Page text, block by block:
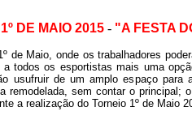
DE MAIO 2015- "A FESTA
de Maio, onde os trabalhadores
todos os esportistas mais uma
usufruir de um amplo espaço
remodelada, sem contar o
a realização do Torneio 1º de Maio